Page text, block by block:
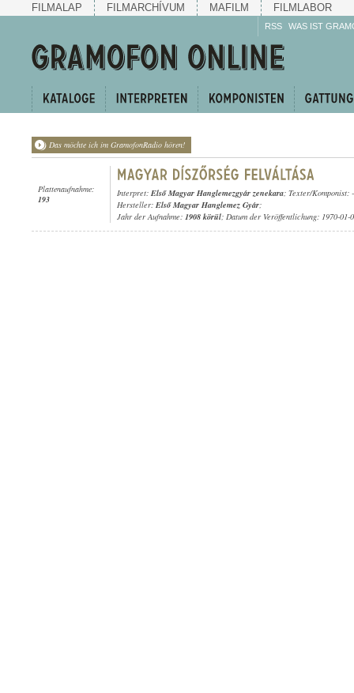
FILMALAP FILMARCHÍVUM MAFILM FILMLABOR
RSS WAS IST
Das möchte ich im GramofonRadio hören!
Plattenaufnahme:
193
Interpret: Első Magyar Hanglemezgyár zenekara; Texter/Komponist: -
Hersteller: Első Magyar Hanglemez Gyár;
Jahr der Aufnahme: 1908 körül; Datum der Veröffentlichung: 1970-01-